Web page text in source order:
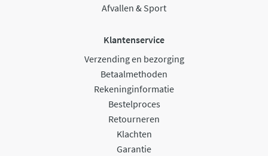
Afvallen & Sport
Klantenservice
Verzending en bezorging
Betaalmethoden
Rekeninginformatie
Bestelproces
Retourneren
Klachten
Garantie